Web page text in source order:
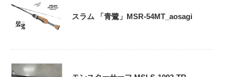
スラム 「青鷺」MSR-54MT_aosagi